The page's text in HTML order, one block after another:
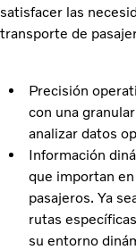
satisfacer las
transporte de
Precisión
con una
analizar datos
Información
que importan
pasajeros. Ya
rutas
su entorno